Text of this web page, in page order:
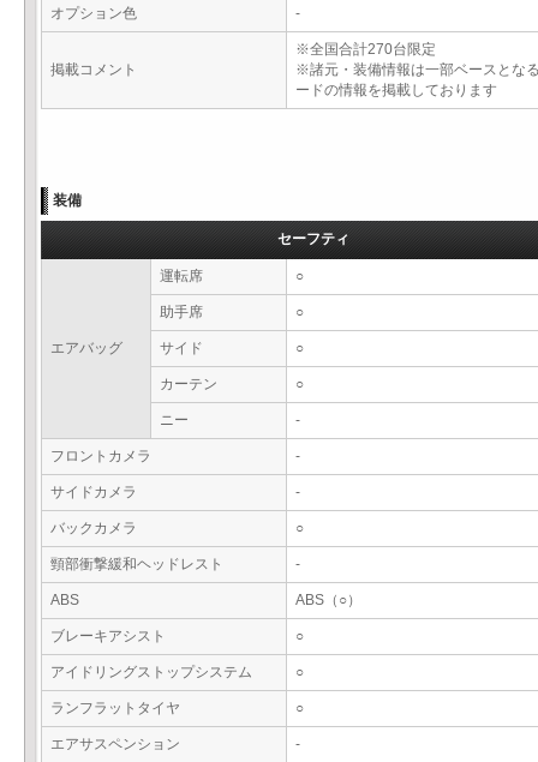
オプション色 -
掲載コメント
※全国合計270台限定
※諸元・装備情報は一部ベースとな
ードの情報を掲載しております
装備
セーフティ
エアバッグ
運転席 ○
助手席 ○
サイド ○
カーテン ○
ニー -
フロントカメラ -
サイドカメラ -
バックカメラ ○
頸部衝撃緩和ヘッドレスト -
ABS ABS（○）
ブレーキアシスト ○
アイドリングストップシステム ○
ランフラットタイヤ ○
エアサスペンション -